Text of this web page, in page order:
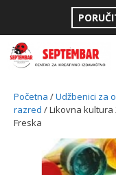
content
Početna /Udžbenici za
razred / Likovna kultura
Freska